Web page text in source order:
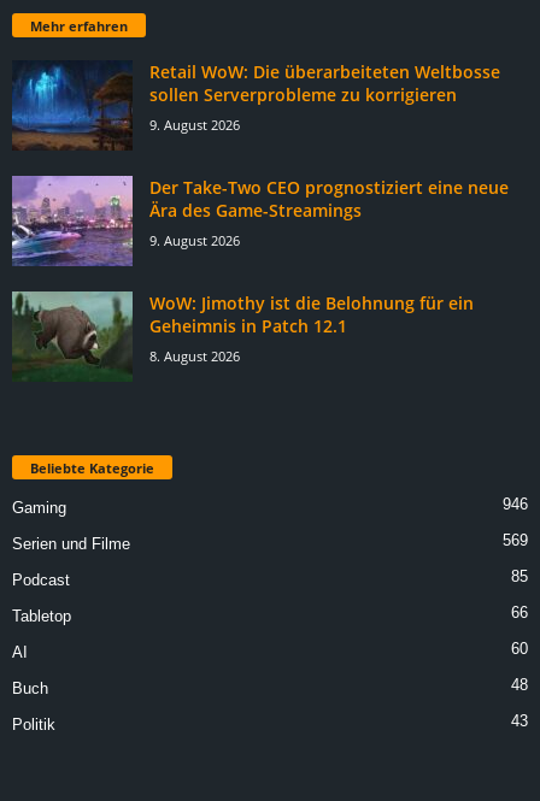
Mehr erfahren
Retail WoW: Die überarbeiteten Weltbosse
sollen Serverprobleme zu korrigieren
9. August 2026
Der Take-Two CEO prognostiziert eine neue
Ära des Game-Streamings
9. August 2026
WoW: Jimothy ist die Belohnung für ein
Geheimnis in Patch 12.1
8. August 2026
Beliebte Kategorie
Gaming 946
Serien und Filme 569
Podcast 85
Tabletop 66
AI 60
Buch 48
Politik 43